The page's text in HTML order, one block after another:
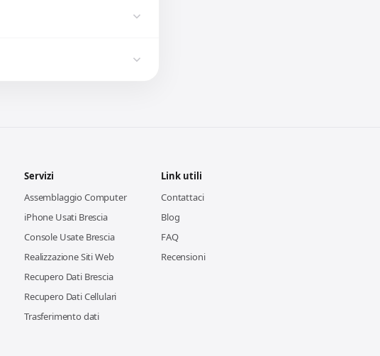
Servizi
Assemblaggio Computer
iPhone Usati Brescia
Console Usate Brescia
Realizzazione Siti Web
Recupero Dati Brescia
Recupero Dati Cellulari
Trasferimento dati
Link utili
Contattaci
Blog
FAQ
Recensioni